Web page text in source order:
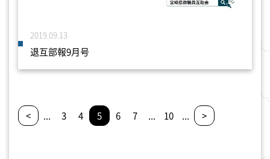
2019.09.13
退互部報9月号
< ... 3 4 5 6 7 ... 10 ... >